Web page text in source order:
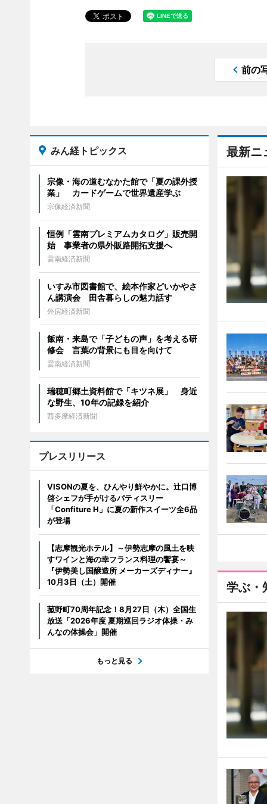
前の
最新ニ
学ぶ・
みん経トピックス
宗像・海の道むなかた館で「夏の課外授
業」 カードゲームで世界遺産学ぶ
宗像経済新聞
恒例「雲南プレミアムカタログ」販売開
始 事業者の県外販路開拓支援へ
雲南経済新聞
いすみ市図書館で、絵本作家どいかやさ
ん講演会 田舎暮らしの魅力話す
外房経済新聞
飯南・来島で「子どもの声」を考える研
修会 言葉の背景にも目を向けて
雲南経済新聞
瑞穂町郷土資料館で「キツネ展」 身近
な野生、10年の記録を紹介
西多摩経済新聞
プレスリリース
VISONの夏を、ひんやり鮮やかに。辻口博
啓シェフが手がけるパティスリー
「Confiture H」に夏の新作スイーツ全6品
が登場
【志摩観光ホテル】～伊勢志摩の風土を映
すワインと海の幸フランス料理の饗宴～
『伊勢美し国醸造所 メーカーズディナー』
10月3日（土）開催
菰野町70周年記念！8月27日（木）全国生
放送「2026年度 夏期巡回ラジオ体操・み
んなの体操会」開催
もっと見る